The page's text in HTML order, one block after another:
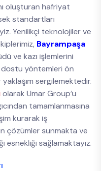
oluşturan hafriyat
standartları
Yenilikçi teknolojiler ve
Bayrampaşa
ve kazı işlemlerini
yöntemleri ön
sergilemektedir.
olarak Umar Group’u
tamamlanmasına
kurarak iş
çözümler sunmakta ve
sağlamaktayız.